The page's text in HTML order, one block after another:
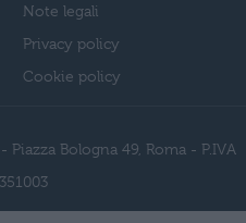
Note legali
Privacy policy
Cookie policy
Bologna 49, Roma - P.IVA